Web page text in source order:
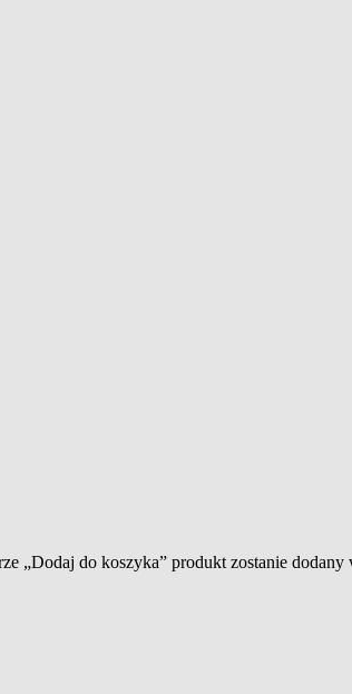
„Dodaj do koszyka” produkt zostanie